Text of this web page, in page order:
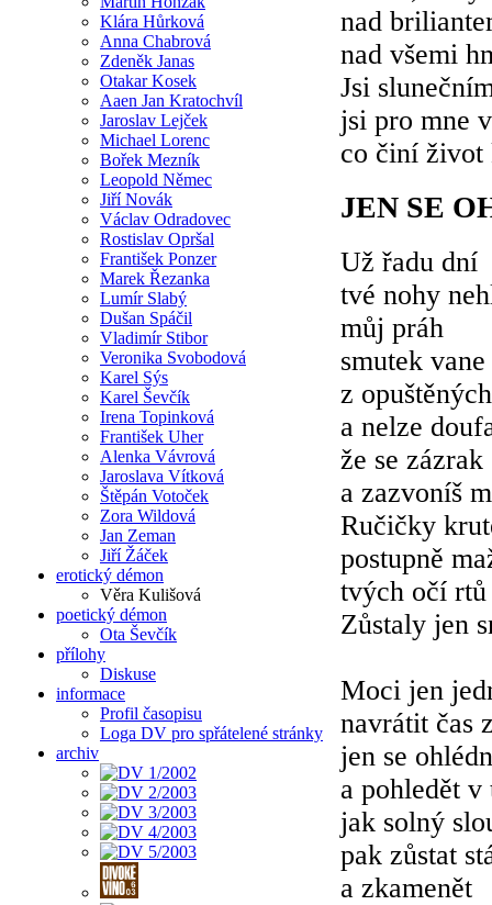
Klára Hůrková
Anna Chabrová
Zdeněk Janas
Otakar Kosek
Aaen Jan Kratochvíl
Jaroslav Lejček
Michael Lorenc
Bořek Mezník
Leopold Němec
Jiří Novák
Václav Odradovec
Rostislav Opršal
František Ponzer
Marek Řezanka
Lumír Slabý
Dušan Spáčil
Vladimír Stibor
Veronika Svobodová
Karel Sýs
Karel Ševčík
Irena Topinková
František Uher
Alenka Vávrová
Jaroslava Vítková
Štěpán Votoček
Zora Wildová
Jan Zeman
Jiří Žáček
erotický démon
Věra Kulišová
poetický démon
Ota Ševčík
přílohy
Diskuse
informace
Profil časopisu
Loga DV pro spřátelené stránky
archiv
nad
nad všemi
Jsi
jsi pro mne
co činí život
JEN SE
Už řadu dní
tvé nohy
můj práh
smutek vane
z
a nelze
že se zázrak
a zazvoníš
Ručičky
postupně
tvých očí rtů
Zůstaly jen
Moci jen
navrátit čas
jen se
a pohledět
jak solný
pak zůstat
a zkamenět